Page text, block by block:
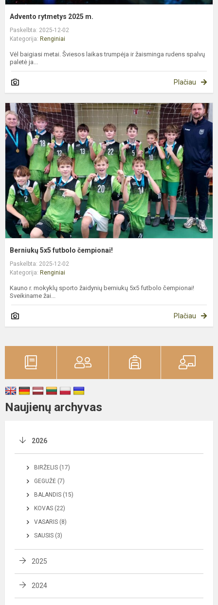
Advento rytmetys 2025 m.
Paskelbta: 2025-12-02
Kategorija: Renginiai
Vėl baigiasi metai. Šviesos laikas trumpėja ir žaisminga rudens spalvų
paletė ja...
Plačiau
Berniukų 5x5 futbolo čempionai!
Paskelbta: 2025-12-02
Kategorija: Renginiai
Kauno r. mokyklų sporto žaidynių berniukų 5x5 futbolo čempionai!
Sveikiname žai...
Plačiau
Naujienų archyvas
2026
BIRŽELIS (17)
GEGUŽĖ (7)
BALANDIS (15)
KOVAS (22)
VASARIS (8)
SAUSIS (3)
2025
2024